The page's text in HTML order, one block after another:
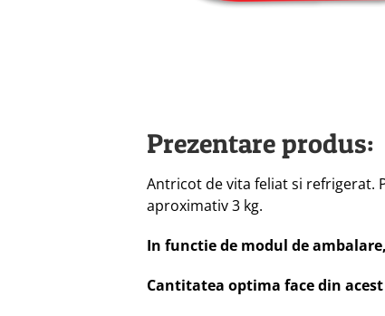
Prezentare produs:
Antricot de vita feliat si refrigerat.
aproximativ 3 kg.
In functie de modul de
Cantitatea optima face din